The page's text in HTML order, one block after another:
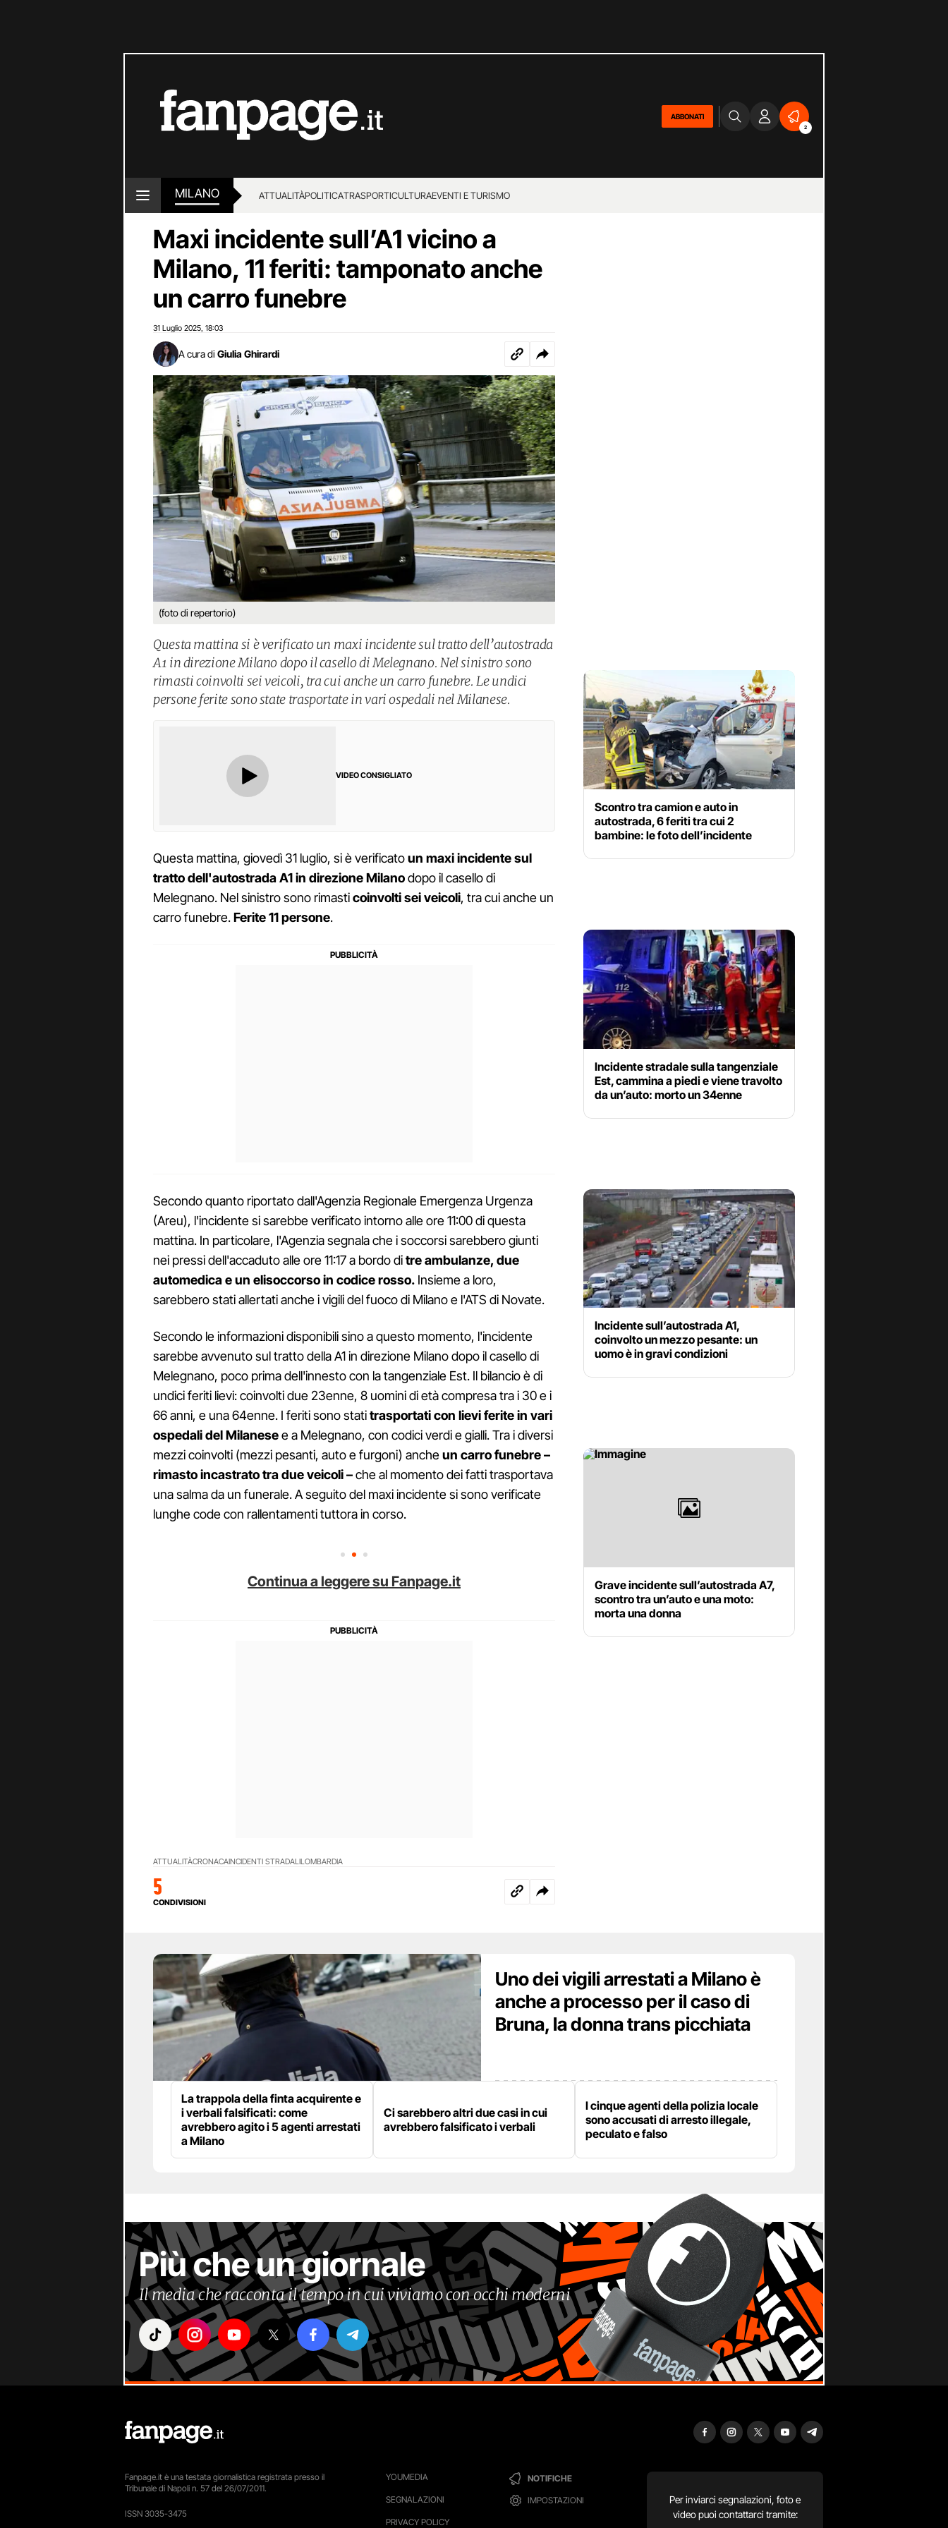
ABBONATI
2
MILANO ATTUALITÀPOLITICATRASPORTICULTURAEVENTI E TURISMO
Maxi incidente sull’A1 vicino a
Milano, 11 feriti: tamponato anche
un carro funebre
31 Luglio 2025 18:03
A cura di Giulia Ghirardi
(foto di repertorio)
Questa mattina si è verificato un maxi incidente sul tratto dell’autostrada
A1 in direzione Milano dopo il casello di Melegnano. Nel sinistro sono
rimasti coinvolti sei veicoli, tra cui anche un carro funebre. Le undici
persone ferite sono state trasportate in vari ospedali nel Milanese.
VIDEO CONSIGLIATO
Questa mattina, giovedì 31 luglio, si è verificatoun maxi incidente sul
tratto dell'autostrada A1 in direzione Milanodopo il casello di
Melegnano. Nel sinistro sono rimasticoinvolti sei veicoli, tra cui anche un
carro funebre.Ferite 11 persone.
Secondo quanto riportato dall'Agenzia Regionale Emergenza Urgenza
(Areu), l'incidente si sarebbe verificato intorno alle ore 11:00 di questa
mattina. In particolare, l'Agenzia segnala che i soccorsi sarebbero giunti
nei pressi dell'accaduto alle ore 11:17 a bordo ditre ambulanze, due
automedica e un elisoccorso in codice rosso. Insieme a loro,
sarebbero stati allertati anche i vigili del fuoco di Milano e l'ATS di Novate.
Secondo le informazioni disponibili sino a questo momento, l'incidente
sarebbe avvenuto sul tratto della A1 in direzione Milano dopo il casello di
Melegnano, poco prima dell'innesto con la tangenziale Est. Il bilancio è di
undici feriti lievi: coinvolti due 23enne, 8 uomini di età compresa tra i 30 e i
66 anni, e una 64enne. I feriti sono statitrasportati con lievi ferite in vari
ospedali del Milanesee a Melegnano, con codici verdi e gialli. Tra i diversi
mezzi coinvolti (mezzi pesanti, auto e furgoni) ancheun carro funebre –
rimasto incastrato tra due veicoli –che al momento dei fatti trasportava
una salma da un funerale. A seguito del maxi incidente si sono verificate
lunghe code con rallentamenti tuttora in corso.
Continua a leggere su Fanpage.it
ATTUALITÀCRONACAINCIDENTI STRADALILOMBARDIA
5
CONDIVISIONI
Scontro tra camion e auto in
autostrada, 6 feriti tra cui 2
bambine: le foto dell’incidente
Incidente stradale sulla tangenziale
Est, cammina a piedi e viene travolto
da un’auto: morto un 34enne
Incidente sull’autostrada A1,
coinvolto un mezzo pesante: un
uomo è in gravi condizioni
Grave incidente sull’autostrada A7,
scontro tra un’auto e una moto:
morta una donna
Uno dei vigili arrestati a Milano è
anche a processo per il caso di
Bruna, la donna trans picchiata
La trappola della finta acquirente e
i verbali falsificati: come
avrebbero agito i 5 agenti arrestati
a Milano
Ci sarebbero altri due casi in cui
avrebbero falsificato i verbali
I cinque agenti della polizia locale
sono accusati di arresto illegale,
peculato e falso
Più che un giornale
Il media che racconta il tempo in cui viviamo con occhi moderni
YOUMEDIA
SEGNALAZIONI
PRIVACY POLICY
NOTIFICHE
IMPOSTAZIONI
Per inviarci segnalazioni, foto e
video puoi contattarci tramite:
Fanpage.it è una testata giornalistica registrata presso il
Tribunale di Napoli n. 57 del 26/07/2011.
ISSN 3035-3475